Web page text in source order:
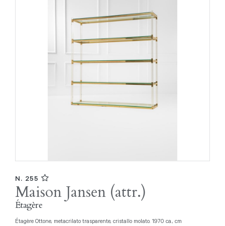
N. 255
Maison Jansen (attr.)
Étagère
Étagère Ottone, metacrilato trasparente, cristallo molato. 1970 ca., cm